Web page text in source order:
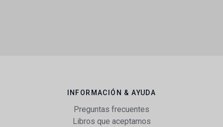
INFORMACIÓN & AYUDA
Preguntas frecuentes
Libros que aceptamos